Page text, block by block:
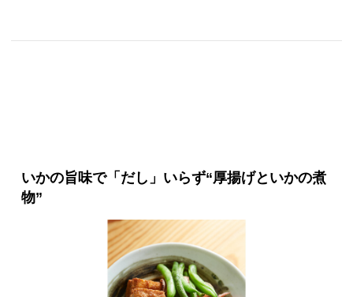
いかの旨味で「だし」いらず“厚揚げといかの煮
物”